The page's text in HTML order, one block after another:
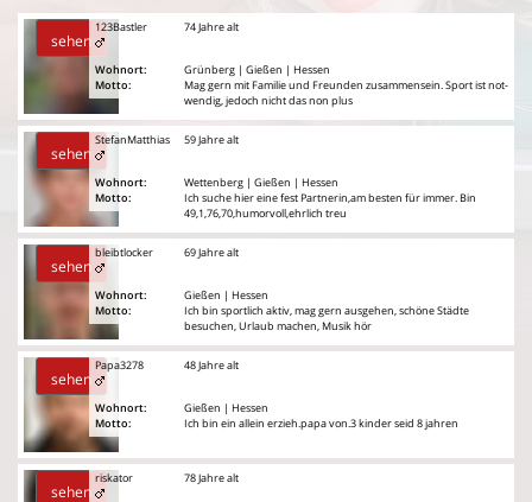
sehen
123Bastler
Wohnort:
Motto:
74 Jahre alt
Grünberg | Gießen | Hessen
Mag gern mit Familie und Freunden zusammensein. Sport ist not-
wendig, jedoch nicht das non plus
sehen
StefanMatthias
Wohnort:
Motto:
59 Jahre alt
Wettenberg | Gießen | Hessen
Ich suche hier eine fest Partnerin,am besten für immer. Bin
49,1,76,70,humorvoll,ehrlich treu
sehen
bleibtlocker
Wohnort:
Motto:
69 Jahre alt
Gießen | Hessen
Ich bin sportlich aktiv, mag gern ausgehen, schöne Städte
besuchen, Urlaub machen, Musik hör
sehen
Papa3278
Wohnort:
Motto:
48 Jahre alt
Gießen | Hessen
Ich bin ein allein erzieh.papa von.3 kinder seid 8 jahren
sehen
riskator 78 Jahre alt